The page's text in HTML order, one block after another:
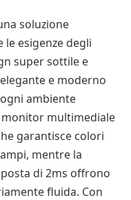
soluzione
esigenze degli
super sottile e
e moderno
ambiente
multimediale
garantisce colori
mentre la
di 2ms offrono
fluida. Con